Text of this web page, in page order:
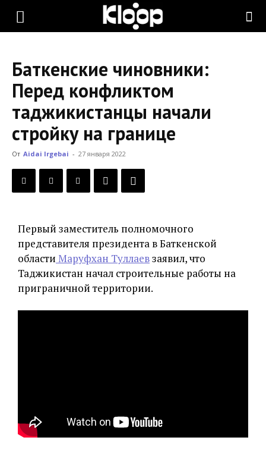
KLOOP.KG
Новости
Кыргызстана
Баткенские чиновники:
Перед конфликтом
таджикистанцы начали
стройку на границе
От Aidai Irgebai - 27 января 2022
Первый заместитель полномочного
представителя президента в Баткенской
области Маруфхан Туллаевзаявил, что
Таджикистан начал строительные работы на
приграничной территории.